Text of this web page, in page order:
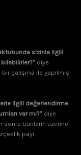
sizinle ilgili
diye
çalışma ile yapılmış
ilgili değerlendirme
var mı?” diye
bunların üzerine
payı